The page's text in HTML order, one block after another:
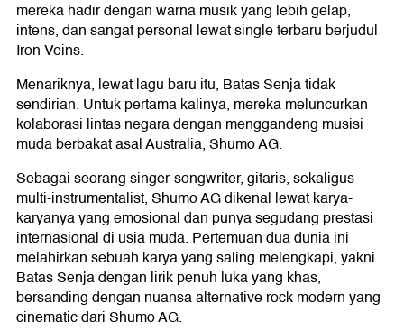
mereka hadir dengan warna musik yang lebih gelap,
intens, dan sangat personal lewat single terbaru berjudul
Iron Veins.
Menariknya, lewat lagu baru itu, Batas Senja tidak
sendirian. Untuk pertama kalinya, mereka meluncurkan
kolaborasi lintas negara dengan menggandeng musisi
muda berbakat asal Australia, Shumo AG.
Sebagai seorang singer-songwriter, gitaris, sekaligus
multi-instrumentalist, Shumo AG dikenal lewat karya-
karyanya yang emosional dan punya segudang prestasi
internasional di usia muda. Pertemuan dua dunia ini
melahirkan sebuah karya yang saling melengkapi, yakni
Batas Senja dengan lirik penuh luka yang khas,
bersanding dengan nuansa alternative rock modern yang
cinematic dari Shumo AG.